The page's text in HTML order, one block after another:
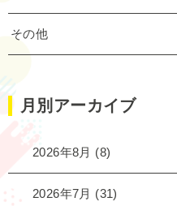
その他
月別アーカイブ
2026年8月 (8)
2026年7月 (31)